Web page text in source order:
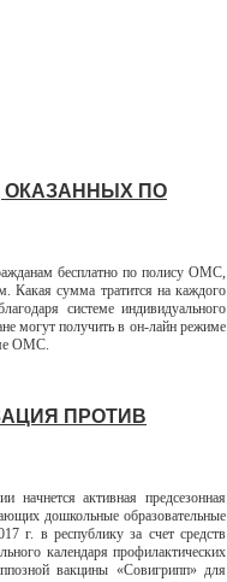
ОКАЗАННЫХ ПО
бесплатно по полису ОМС,
Какая сумма тратится на каждого
системе индивидуального
могут получить в он-лайн режиме
ОМС.
ПРОТИВ
активная предсезонная
дошкольные образовательные
г. в республику за счет средств
календаря профилактических
вакцины «Совигрипп» для